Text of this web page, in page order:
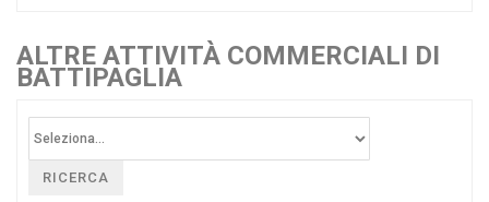
ALTRE ATTIVITÀ COMMERCIALI DI
BATTIPAGLIA
RICERCA